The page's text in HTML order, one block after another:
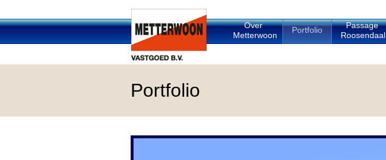
Over
Metterwoon
Portfolio
Passage
Roosendaal
Portfolio